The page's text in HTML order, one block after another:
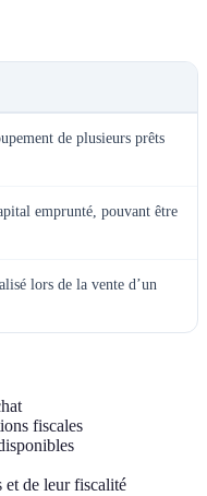
de plusieurs prêts
emprunté, pouvant être
lors de la vente d’un
fiscales
et de leur fiscalité